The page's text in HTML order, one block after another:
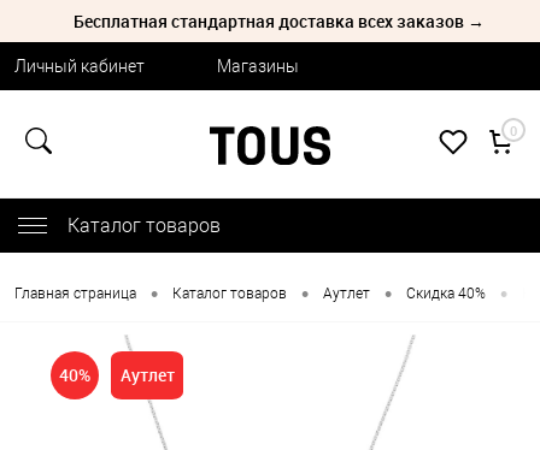
Бесплатная стандартная доставка всех заказов →
Личный кабинет Магазины
0
Каталог товаров
Главная страница • Каталог товаров • Аутлет • Скидка 40% •
40% Аутлет